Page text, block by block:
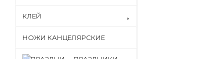
КЛЕЙ
НОЖИ КАНЦЕЛЯРСКИЕ